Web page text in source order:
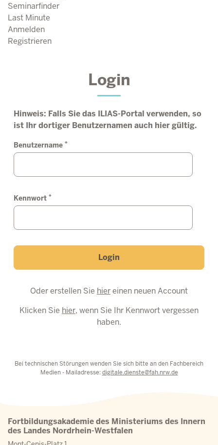
Seminarfinder
Last Minute
Anmelden
Registrieren
Login
Hinweis: Falls Sie das ILIAS-Portal verwenden, so
ist Ihr dortiger Benutzernamen auch hier gültig.
Benutzername *
Kennwort *
Login
Oder erstellen Sie hiereinen neuen Account
Klicken Sie hier, wenn Sie Ihr Kennwort vergessen
haben.
Bei technischen Störungen wenden Sie sich bitte an den Fachbereich
Medien - Mailadresse:digitale.dienste@fah.nrw.de
Fortbildungsakademie des Ministeriums des Innern
des Landes Nordrhein-Westfalen